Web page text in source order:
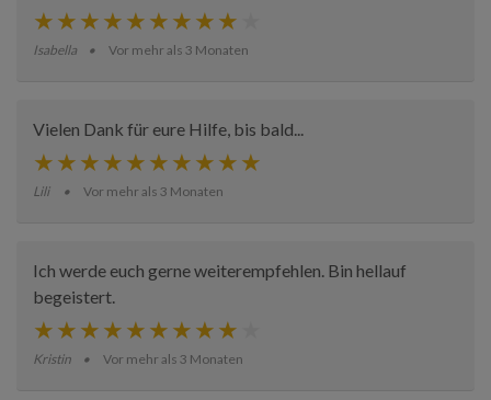
Isabella Vor mehr als 3 Monaten
Vielen Dank für eure Hilfe, bis bald...
Lili Vor mehr als 3 Monaten
Ich werde euch gerne weiterempfehlen. Bin hellauf
begeistert.
Kristin Vor mehr als 3 Monaten